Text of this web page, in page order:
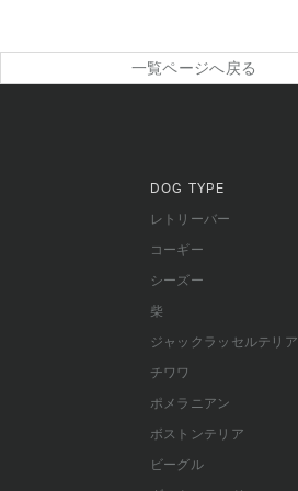
一覧ページへ戻る
DOG TYPE
レトリーバー
コーギー
シーズー
柴
ジャックラッセルテリア
チワワ
ポメラニアン
ボストンテリア
ビーグル